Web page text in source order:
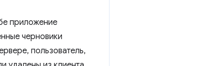
приложение
черновики
пользователь,